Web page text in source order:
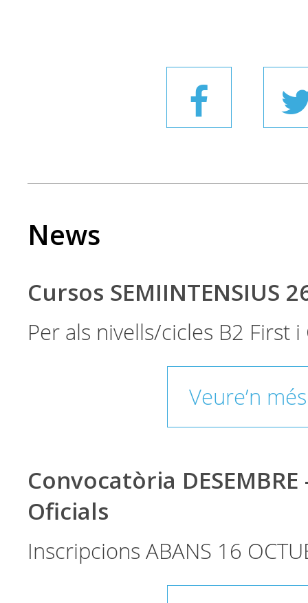
News
Cursos SEMIINTENSIUS
Per als nivells/cicles B2 First
Veure’n més
Convocatòria
Oficials
Inscripcions ABANS 16